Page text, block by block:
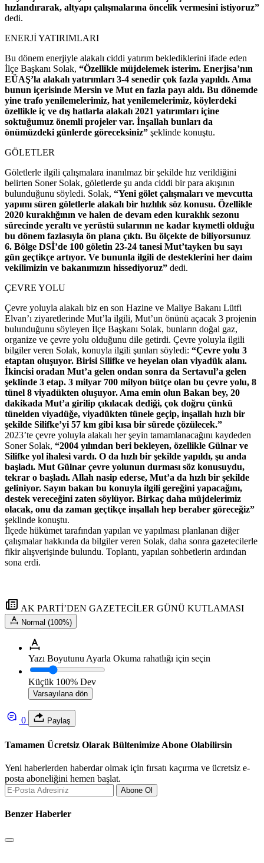
hızlandırarak, altyapı çalışmalarına öncelik vermesini istiyoruz”
dedi.
ENERJİ YATIRIMLARI
Bu dönem enerjiyle alakalı ciddi yatırım beklediklerini ifade eden
İlçe Başkanı Solak, “Özellikle müjdelemek isterim. Enerjisa’nın
EÜAŞ’la alakalı yatırımları 3-4 senedir çok fazla yapıldı. Ama
bunun içerisinde Mersin ve Mut en fazla payı aldı. Bu dönemde
yine trafo yenilemelerimiz, hat yenilemelerimiz, köylerdeki
özellikle iç ve dış hatlarla alakalı 2021 yatırımları içine
soktuğumuz önemli projeler var. İnşallah bunları da
önümüzdeki günlerde göreceksiniz” şeklinde konuştu.
GÖLETLER
Göletlerle ilgili çalışmalara inanılmaz bir şekilde hız verildiğini
belirten Soner Solak, göletlerde şu anda ciddi bir para akışının
bulunduğunu söyledi. Solak, “Yeni gölet çalışmaları ve mevcutta
yapımı süren göletlerle alakalı bir hızlılık söz konusu. Özellikle
2020 kuraklığının ve halen de devam eden kuraklık sezonu
sürecinde yeraltı ve yerüstü sularının ne kadar kıymetli olduğu
bu dönem fazlasıyla ön plana çıktı. Bu ölçekte de biliyorsunuz
6. Bölge DSİ’de 100 göletin 23-24 tanesi Mut’tayken bu sayı
gün geçtikçe artıyor. Ve bununla ilgili de desteklerini her daim
vekilimizin ve bakanımızın hissediyoruz” dedi.
ÇEVRE YOLU
Çevre yoluyla alakalı biz en son Hazine ve Maliye Bakanı Lütfi
Elvan’ı ziyaretlerinde Mut’la ilgili, Mut’un önünü açacak 3 projenin
bulunduğunu söyleyen İlçe Başkanı Solak, bunların doğal gaz,
organize ve çevre yolu olduğunu dile getirdi. Çevre yoluyla ilgili
bilgiler veren Solak, konuyla ilgili şunları söyledi: “Çevre yolu 3
etaptan oluşuyor. Birisi Silifke ve heyelan olan viyadük alanı.
İkincisi oradan Mut’a gelen ondan sonra da Sertavul’a gelen
şeklinde 3 etap. 3 milyar 700 milyon bütçe olan bu çevre yolu, 8
tünel 8 viyadükten oluşuyor. Ama emin olun Bakan bey, 20
dakikada Mut’a girilip çıkılacak dediği, çok doğru çünkü
tünelden viyadüğe, viyadükten tünele geçip, inşallah hızlı bir
şekilde Silifke’yi 57 km gibi kısa bir sürede çözülecek.”
2023’te çevre yoluyla alakalı her şeyin tamamlanacağını kaydeden
Soner Solak, “2004 yılından beri bekleyen, özellikle Gülnar ve
Silifke yol ihalesi vardı. O da hızlı bir şekilde yapıldı, şu anda
başladı. Mut Gülnar çevre yolunun durması söz konusuydu,
tekrar o başladı. Allah nasip ederse, Mut’a da hızlı bir şekilde
geliniyor. Sayın bakan bu konuyla ilgili gereğini yapacağını,
destek vereceğini zaten söylüyor. Birkaç daha müjdelerimiz
olacak, onu da zaman geçtikçe inşallah hep beraber göreceğiz”
şeklinde konuştu.
İlçede hükümet tarafından yapılan ve yapılması planlanan diğer
çalışmalar hakkında da bilgiler veren Solak, daha sonra gazetecilerle
fikir alışverişinde bulundu. Toplantı, yapılan sohbetlerin ardından
sona erdi.
AK PARTİ’DEN GAZETECİLER GÜNÜ KUTLAMASI
Normal (100%)
Yazı Boyutunu Ayarla Okuma rahatlığı için seçin
Küçük 100% Dev
Varsayılana dön
0 Paylaş
Tamamen Ücretsiz Olarak Bültenimize Abone Olabilirsin
Yeni haberlerden haberdar olmak için fırsatı kaçırma ve ücretsiz e-
posta aboneliğini hemen başlat.
Abone Ol
Benzer Haberler